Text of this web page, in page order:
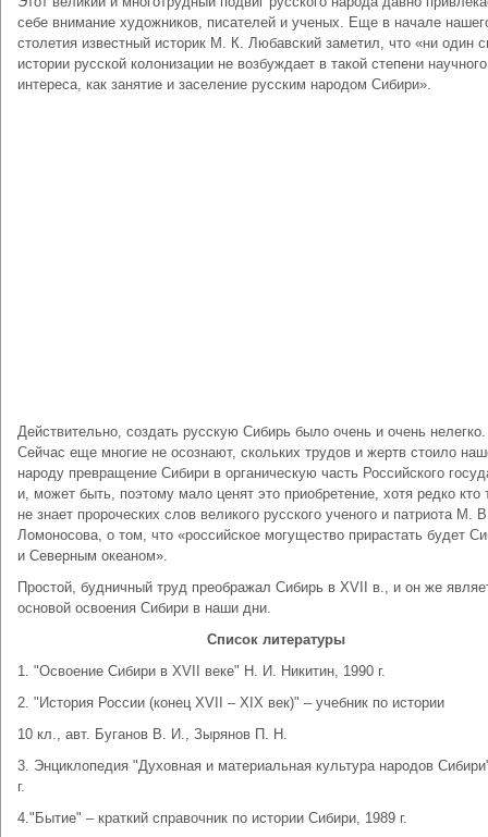
себе внимание художников, писателей и ученых. Еще в начале
столетия известный историк М. К. Любавский заметил, что «ни один
истории русской колонизации не возбуждает в такой степени научного
интереса, как занятие и заселение русским народом Сибири».
Действительно, создать русскую Сибирь было очень и очень нелегко.
Сейчас еще многие не осознают, скольких трудов и жертв стоило
народу превращение Сибири в органическую часть Российского
и, может быть, поэтому мало ценят это приобретение, хотя редко кто
не знает пророческих слов великого русского ученого и патриота М.
Ломоносова, о том, что «российское могущество прирастать будет
и Северным океаном».
Простой, будничный труд преображал Сибирь в XVII в., и он же
основой освоения Сибири в наши дни.
Список литературы
1. "Освоение Сибири в XVII веке" Н. И. Никитин, 1990 г.
2. "История России (конец XVII – XIX век)" – учебник по истории
10 кл., авт. Буганов В. И., Зырянов П. Н.
3. Энциклопедия "Духовная и материальная культура народов
г.
4."Бытие" – краткий справочник по истории Сибири, 1989 г.